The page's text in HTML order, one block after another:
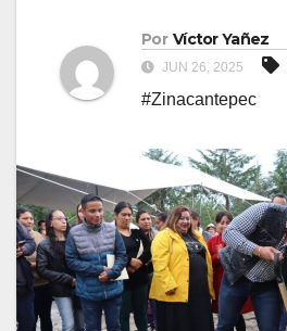
Por Víctor Yañez
JUN 26, 2025
#Zinacantepec